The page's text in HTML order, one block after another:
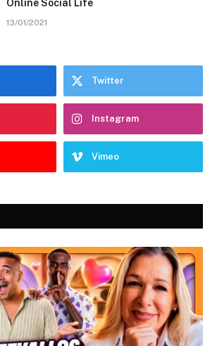
Online Social Life
13/01/2021
Twitter
Instagram
Vimeo